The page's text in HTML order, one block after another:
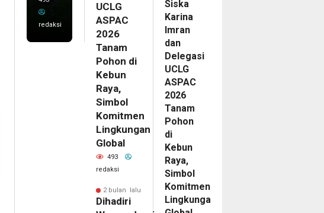
redaksi
UCLG
ASPAC
2026
Tanam
Pohon di
Kebun
Raya,
Simbol
Komitmen
Lingkungan
Global
493
redaksi
2 bulan lalu
Dihadiri
Siska
Karina
Imran
dan
Delegasi
UCLG
ASPAC
2026
Tanam
Pohon
di
Kebun
Raya,
Simbol
Komitmen
Lingkungan